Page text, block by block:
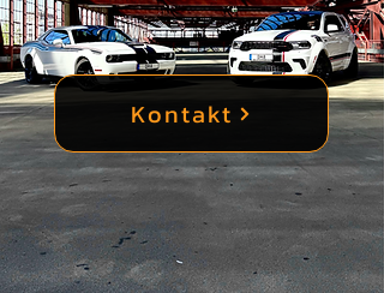
Kontakt